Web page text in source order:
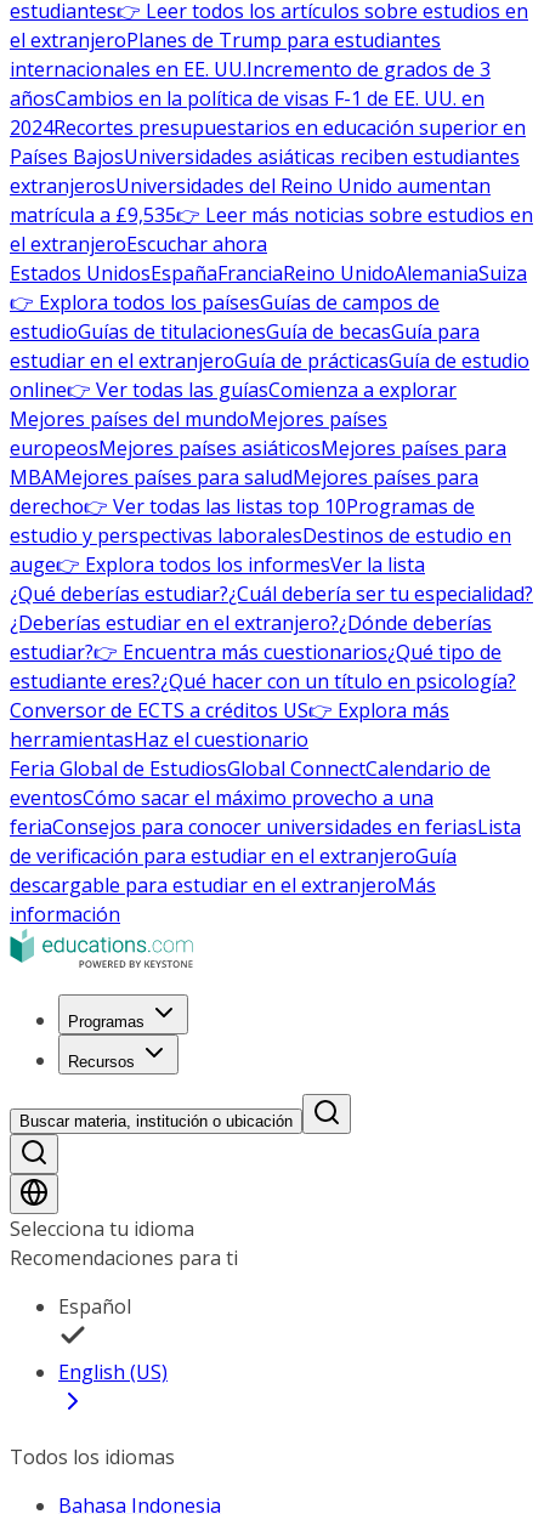
estudiantes👉 Leer todos los artículos sobre estudios en
el extranjeroPlanes de Trump para estudiantes
internacionales en EE. UU.Incremento de grados de 3
añosCambios en la política de visas F-1 de EE. UU. en
2024Recortes presupuestarios en educación superior en
Países BajosUniversidades asiáticas reciben estudiantes
extranjerosUniversidades del Reino Unido aumentan
matrícula a £9,535👉 Leer más noticias sobre estudios en
el extranjeroEscuchar ahora
Estados UnidosEspañaFranciaReino UnidoAlemaniaSuiza
👉 Explora todos los paísesGuías de campos de
estudioGuías de titulacionesGuía de becasGuía para
estudiar en el extranjeroGuía de prácticasGuía de estudio
online👉 Ver todas las guíasComienza a explorar
Mejores países del mundoMejores países
europeosMejores países asiáticosMejores países para
MBAMejores países para saludMejores países para
derecho👉 Ver todas las listas top 10Programas de
estudio y perspectivas laboralesDestinos de estudio en
auge👉 Explora todos los informesVer la lista
¿Qué deberías estudiar?¿Cuál debería ser tu especialidad?
¿Deberías estudiar en el extranjero?¿Dónde deberías
estudiar?👉 Encuentra más cuestionarios¿Qué tipo de
estudiante eres?¿Qué hacer con un título en psicología?
Conversor de ECTS a créditos US👉 Explora más
herramientasHaz el cuestionario
Feria Global de EstudiosGlobal ConnectCalendario de
eventosCómo sacar el máximo provecho a una
feriaConsejos para conocer universidades en feriasLista
de verificación para estudiar en el extranjeroGuía
descargable para estudiar en el extranjeroMás
información
Programas
Recursos
Buscar materia, institución o ubicación
Selecciona tu idioma
Recomendaciones para ti
Español
English (US)
Todos los idiomas
Bahasa Indonesia